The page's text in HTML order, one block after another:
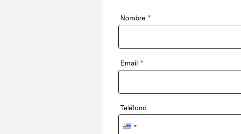
Nombre *
Email *
Teléfono
Uruguay